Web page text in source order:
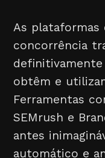
As plataformas
concorrência
obtêm e
Ferramentas
SEMrush e
antes
automático e